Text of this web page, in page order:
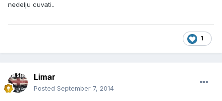
nedelju cuvati..
1
Limar
Posted September 7, 2014